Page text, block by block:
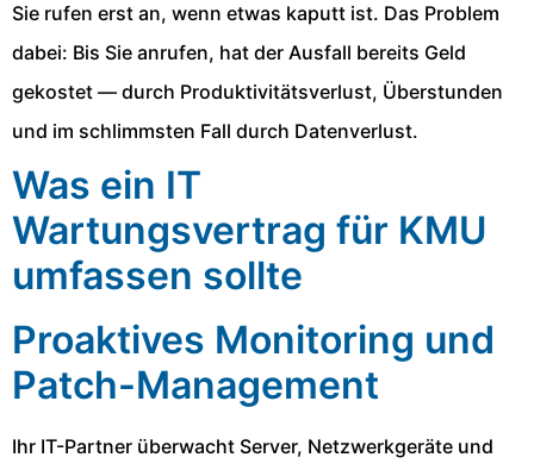
Sie rufen erst an, wenn etwas kaputt ist. Das Problem
dabei: Bis Sie anrufen, hat der Ausfall bereits Geld
gekostet — durch Produktivitätsverlust, Überstunden
und im schlimmsten Fall durch Datenverlust.
Was ein IT
Wartungsvertrag für KMU
umfassen sollte
Proaktives Monitoring und
Patch-Management
Ihr IT-Partner überwacht Server, Netzwerkgeräte und